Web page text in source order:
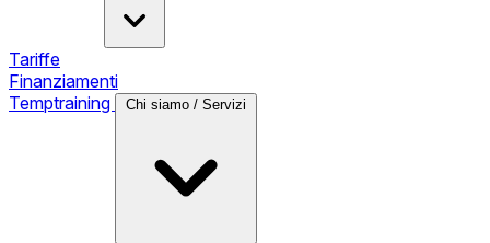
Tariffe
Finanziamenti
Temptraining
Chi siamo / Servizi